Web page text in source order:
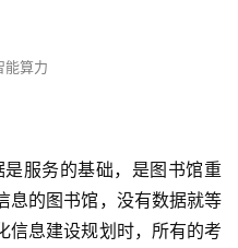
能算力
服务的基础，是图书馆重
息的图书馆，没有数据就等
信息建设规划时，所有的考